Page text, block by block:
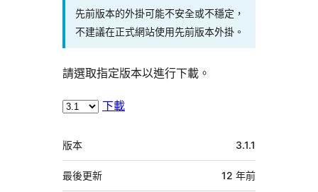
先前版本的外掛可能不安全或不穩定，
不建議在正式網站使用先前版本外掛。
請選取指定版本以進行下載。
下載
中
繼
資
版本 3.1.1
最後更新 12 年前